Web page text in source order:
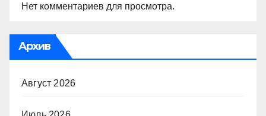
Нет комментариев для просмотра.
Архив
Август 2026